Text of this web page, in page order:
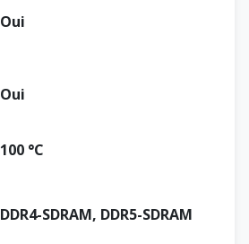
Oui
Oui
100 °C
DDR4-SDRAM, DDR5-SDRAM